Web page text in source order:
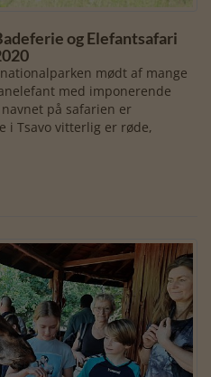
og Elefantsafari
mødt af mange
med imponerende
på safarien er
i Tsavo vitterlig er røde,